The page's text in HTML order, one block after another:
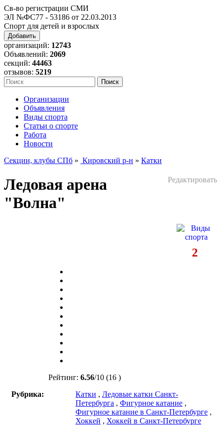
Св-во регистрации СМИ
ЭЛ №ФС77 - 53186 от 22.03.2013
Спорт для детей и взрослых
Добавить
организаций: 12743
Объявлений: 2069
секций: 44463
отзывов: 5219
Организации
Объявления
Виды спорта
Статьи о спорте
Работа
Новости
Секции, клубы СПб » Кировский р-н » Катки
Редактировать
Ледовая арена
"Волна"
2
Рейтинг: 6.56/10 (16 )
Рубрика:
Катки , Ледовые катки Санкт-
Петербурга , Фигурное катание ,
Фигурное катание в Санкт-Петербурге ,
Хоккей , Хоккей в Санкт-Петербурге